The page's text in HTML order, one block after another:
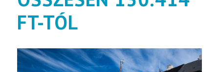
FT-TÓL